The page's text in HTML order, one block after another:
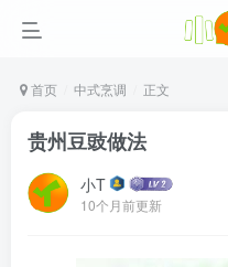
首页 中式烹调 正文
贵州豆豉做法
小T
10个月前更新